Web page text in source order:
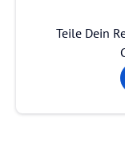
Teile Dein